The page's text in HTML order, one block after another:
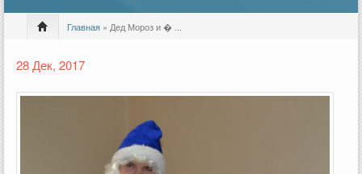
Главная » Дед Мороз и � ...
28 Дек, 2017